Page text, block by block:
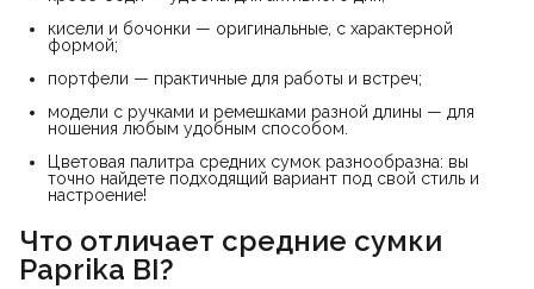
кисели и бочонки — оригинальные, с характерной
формой;
портфели — практичные для работы и встреч;
модели с ручками и ремешками разной длины — для
ношения любым удобным способом.
Цветовая палитра средних сумок разнообразна: вы
точно найдете подходящий вариант под свой стиль и
настроение!
Что отличает средние сумки
Paprika BI?